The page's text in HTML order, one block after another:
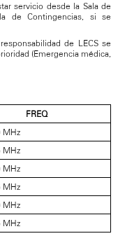
servicio desde la Sala de
de Contingencias, si se
de LECS se
(Emergencia médica,
FREQ
MHz
MHz
MHz
MHz
MHz
MHz